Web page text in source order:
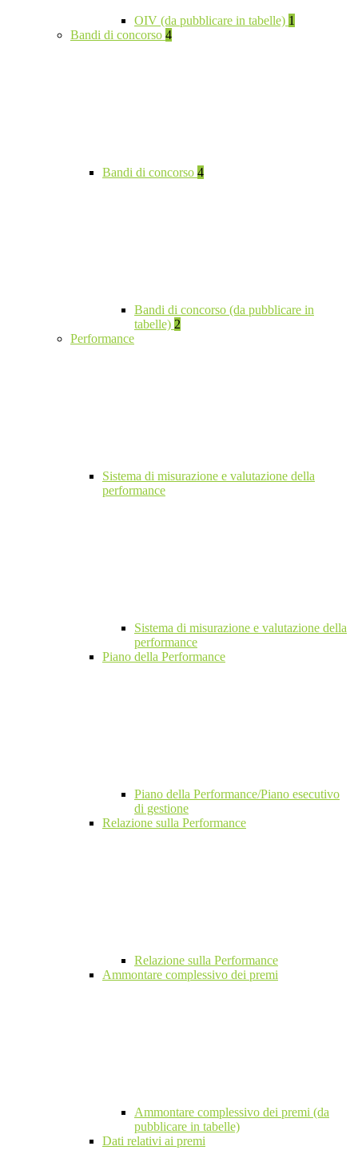
OIV (da pubblicare in tabelle) 1
Bandi di concorso 4
Bandi di concorso 4
Bandi di concorso (da pubblicare in
tabelle) 2
Performance
Sistema di misurazione e valutazione della
performance
Sistema di misurazione e valutazione della
performance
Piano della Performance
Piano della Performance/Piano esecutivo
di gestione
Relazione sulla Performance
Relazione sulla Performance
Ammontare complessivo dei premi
Ammontare complessivo dei premi (da
pubblicare in tabelle)
Dati relativi ai premi